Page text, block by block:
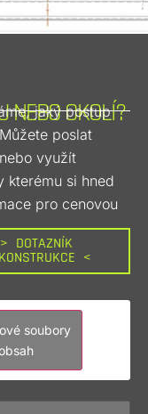
NEBO OKOLÍ?
jaký postup
kterému si hned
pro cenovou
> DOTAZNÍK
<
soubory